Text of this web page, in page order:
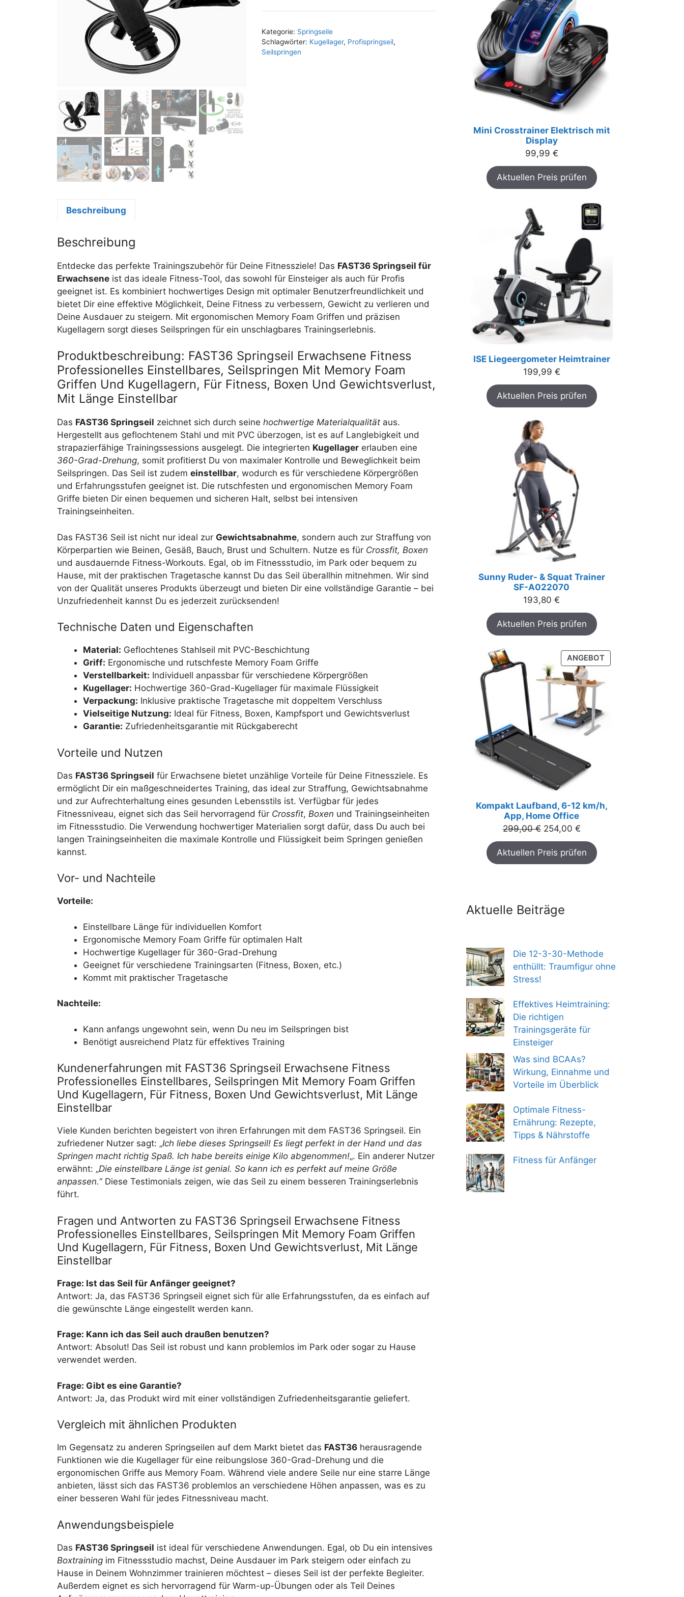
Kategorie: Springseile
Schlagwörter: Kugellager, Profispringseil,
Seilspringen
Beschreibung
Beschreibung
Entdecke das perfekte Trainingszubehör für Deine Fitnessziele! Das FAST36 Springseil für
Erwachsene ist das ideale Fitness-Tool, das sowohl für Einsteiger als auch für Profis
geeignet ist. Es kombiniert hochwertiges Design mit optimaler Benutzerfreundlichkeit und
bietet Dir eine effektive Möglichkeit, Deine Fitness zu verbessern, Gewicht zu verlieren und
Deine Ausdauer zu steigern. Mit ergonomischen Memory Foam Griffen und präzisen
Kugellagern sorgt dieses Seilspringen für ein unschlagbares Trainingserlebnis.
Produktbeschreibung: FAST36 Springseil Erwachsene Fitness
Professionelles Einstellbares, Seilspringen Mit Memory Foam
Griffen Und Kugellagern, Für Fitness, Boxen Und Gewichtsverlust,
Mit Länge Einstellbar
Das FAST36 Springseil zeichnet sich durch seine hochwertige Materialqualität aus.
Hergestellt aus geflochtenem Stahl und mit PVC überzogen, ist es auf Langlebigkeit und
strapazierfähige Trainingssessions ausgelegt. Die integrierten Kugellager erlauben eine
360-Grad-Drehung, somit profitierst Du von maximaler Kontrolle und Beweglichkeit beim
Seilspringen. Das Seil ist zudem einstellbar, wodurch es für verschiedene Körpergrößen
und Erfahrungsstufen geeignet ist. Die rutschfesten und ergonomischen Memory Foam
Griffe bieten Dir einen bequemen und sicheren Halt, selbst bei intensiven
Trainingseinheiten.
Das FAST36 Seil ist nicht nur ideal zur Gewichtsabnahme, sondern auch zur Straffung von
Körperpartien wie Beinen, Gesäß, Bauch, Brust und Schultern. Nutze es für Crossfit, Boxen
und ausdauernde Fitness-Workouts. Egal, ob im Fitnessstudio, im Park oder bequem zu
Hause, mit der praktischen Tragetasche kannst Du das Seil überallhin mitnehmen. Wir sind
von der Qualität unseres Produkts überzeugt und bieten Dir eine vollständige Garantie – bei
Unzufriedenheit kannst Du es jederzeit zurücksenden!
Technische Daten und Eigenschaften
Material: Geflochtenes Stahlseil mit PVC-Beschichtung
Griff: Ergonomische und rutschfeste Memory Foam Griffe
Verstellbarkeit: Individuell anpassbar für verschiedene Körpergrößen
Kugellager: Hochwertige 360-Grad-Kugellager für maximale Flüssigkeit
Verpackung: Inklusive praktische Tragetasche mit doppeltem Verschluss
Vielseitige Nutzung: Ideal für Fitness, Boxen, Kampfsport und Gewichtsverlust
Garantie: Zufriedenheitsgarantie mit Rückgaberecht
Vorteile und Nutzen
Das FAST36 Springseil für Erwachsene bietet unzählige Vorteile für Deine Fitnessziele. Es
ermöglicht Dir ein maßgeschneidertes Training, das ideal zur Straffung, Gewichtsabnahme
und zur Aufrechterhaltung eines gesunden Lebensstils ist. Verfügbar für jedes
Fitnessniveau, eignet sich das Seil hervorragend für Crossfit, Boxen und Trainingseinheiten
im Fitnessstudio. Die Verwendung hochwertiger Materialien sorgt dafür, dass Du auch bei
langen Trainingseinheiten die maximale Kontrolle und Flüssigkeit beim Springen genießen
kannst.
Vor- und Nachteile
Vorteile:
Einstellbare Länge für individuellen Komfort
Ergonomische Memory Foam Griffe für optimalen Halt
Hochwertige Kugellager für 360-Grad-Drehung
Geeignet für verschiedene Trainingsarten (Fitness, Boxen, etc.)
Kommt mit praktischer Tragetasche
Nachteile:
Kann anfangs ungewohnt sein, wenn Du neu im Seilspringen bist
Benötigt ausreichend Platz für effektives Training
Kundenerfahrungen mit FAST36 Springseil Erwachsene Fitness
Professionelles Einstellbares, Seilspringen Mit Memory Foam Griffen
Und Kugellagern, Für Fitness, Boxen Und Gewichtsverlust, Mit Länge
Einstellbar
Viele Kunden berichten begeistert von ihren Erfahrungen mit dem FAST36 Springseil. Ein
zufriedener Nutzer sagt: „Ich liebe dieses Springseil! Es liegt perfekt in der Hand und das
Springen macht richtig Spaß. Ich habe bereits einige Kilo abgenommen!„. Ein anderer Nutzer
erwähnt: „Die einstellbare Länge ist genial. So kann ich es perfekt auf meine Größe
anpassen.“ Diese Testimonials zeigen, wie das Seil zu einem besseren Trainingserlebnis
führt.
Fragen und Antworten zu FAST36 Springseil Erwachsene Fitness
Professionelles Einstellbares, Seilspringen Mit Memory Foam Griffen
Und Kugellagern, Für Fitness, Boxen Und Gewichtsverlust, Mit Länge
Einstellbar
Frage: Ist das Seil für Anfänger geeignet?
Antwort: Ja, das FAST36 Springseil eignet sich für alle Erfahrungsstufen, da es einfach auf
die gewünschte Länge eingestellt werden kann.
Frage: Kann ich das Seil auch draußen benutzen?
Antwort: Absolut! Das Seil ist robust und kann problemlos im Park oder sogar zu Hause
verwendet werden.
Frage: Gibt es eine Garantie?
Antwort: Ja, das Produkt wird mit einer vollständigen Zufriedenheitsgarantie geliefert.
Vergleich mit ähnlichen Produkten
Im Gegensatz zu anderen Springseilen auf dem Markt bietet das FAST36 herausragende
Funktionen wie die Kugellager für eine reibungslose 360-Grad-Drehung und die
ergonomischen Griffe aus Memory Foam. Während viele andere Seile nur eine starre Länge
anbieten, lässt sich das FAST36 problemlos an verschiedene Höhen anpassen, was es zu
einer besseren Wahl für jedes Fitnessniveau macht.
Anwendungsbeispiele
Das FAST36 Springseil ist ideal für verschiedene Anwendungen. Egal, ob Du ein intensives
Boxtraining im Fitnessstudio machst, Deine Ausdauer im Park steigern oder einfach zu
Hause in Deinem Wohnzimmer trainieren möchtest – dieses Seil ist der perfekte Begleiter.
Außerdem eignet es sich hervorragend für Warm-up-Übungen oder als Teil Deines
Mini Crosstrainer Elektrisch mit
Display
99,99 €
Aktuellen Preis prüfen
ISE Liegeergometer Heimtrainer
199,99 €
Aktuellen Preis prüfen
Sunny Ruder- & Squat Trainer
SF-A022070
193,80 €
Aktuellen Preis prüfen
ANGEBOTPRODUKT
IM
ANGEBOT
Kompakt Laufband, 6-12 km/h,
App, Home Office
299,00€ Ursprünglicher
Preis
war:
299,00 €
254,00 €Aktueller
Preis
ist:
254,00 €.
Aktuellen Preis prüfen
Aktuelle Beiträge
Die 12-3-30-Methode
enthüllt: Traumfigur ohne
Stress!
Effektives Heimtraining:
Die richtigen
Trainingsgeräte für
Einsteiger
Was sind BCAAs?
Wirkung, Einnahme und
Vorteile im Überblick
Optimale Fitness-
Ernährung: Rezepte,
Tipps & Nährstoffe
Fitness für Anfänger